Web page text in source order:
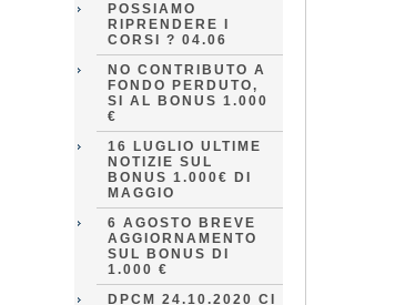
POSSIAMO
RIPRENDERE I
CORSI ? 04.06
NO CONTRIBUTO A
FONDO PERDUTO,
SI AL BONUS 1.000
€
16 LUGLIO ULTIME
NOTIZIE SUL
BONUS 1.000€ DI
MAGGIO
6 AGOSTO BREVE
AGGIORNAMENTO
SUL BONUS DI
1.000 €
DPCM 24.10.2020 CI